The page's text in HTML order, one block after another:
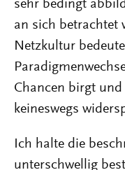
sehr bedingt
an sich betrachtet
Netzkultur
Chancen birgt
keineswegs
Ich halte die
unterschwellig